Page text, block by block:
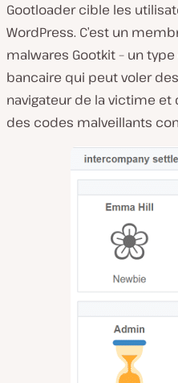
Gootloader cible les
WordPress. C’est un
malwares Gootkit – un
bancaire qui peut voler
navigateur de la victime
des codes malveillants